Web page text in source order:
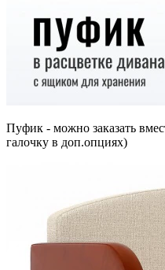
Пуфик - можно заказать
галочку в доп.опциях)